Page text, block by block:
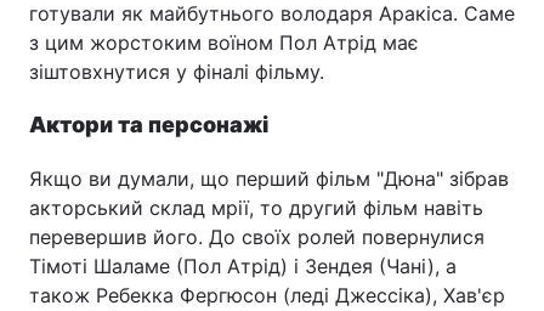
готували як майбутнього володаря Аракіса. Саме
з цим жорстоким воїном Пол Атрід має
зіштовхнутися у фіналі фільму.
Актори та персонажі
Якщо ви думали, що перший фільм "Дюна" зібрав
акторський склад мрії, то другий фільм навіть
перевершив його. До своїх ролей повернулися
Тімоті Шаламе (Пол Атрід) і Зендея (Чані), а
також Ребекка Фергюсон (леді Джессіка), Хав'єр